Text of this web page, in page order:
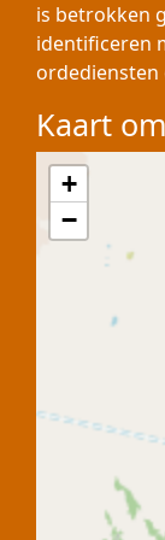
is betrokken
identificeren
ordediensten
Kaart
+
−